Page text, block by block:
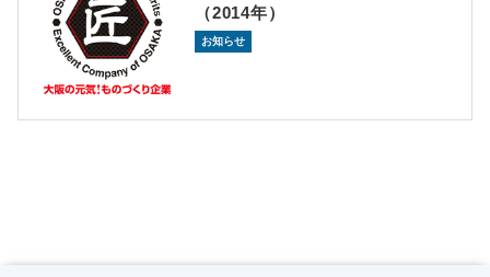
（2014年）
お知らせ